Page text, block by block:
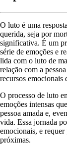
O luto é uma
querida, seja por
significativa. É um
série de emoções e
lida com o luto de
relação com a
recursos emocionais
O processo de luto
emoções intensas
pessoa amada e,
vida. Essa jornada
emocionais, e
próximas.